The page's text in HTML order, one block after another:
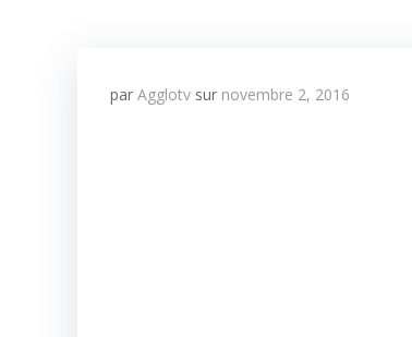
par Agglotv sur novembre 2, 2016